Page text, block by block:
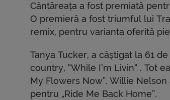
Cântăreața a fost premiată
O premieră a fost triumful lui
remix, pentru varianta oferită
Tanya Tucker, a câștigat la 61
country, “While I’m Livin” . Tot
My Flowers Now”. Willie
pentru „Ride Me Back Home”.